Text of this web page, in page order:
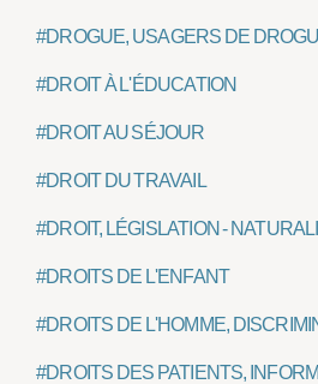
#DROGUE, USAGERS DE
#DROIT À L'ÉDUCATION
#DROIT AU SÉJOUR
#DROIT DU TRAVAIL
#DROIT, LÉGISLATION -
#DROITS DE L'ENFANT
#DROITS DE L'HOMME,
#DROITS DES PATIENTS,